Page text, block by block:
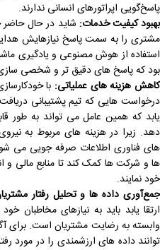
پاسخ‌گویی اپراتورهای انسانی ندارند.
بهبود کیفیت خدمات: شاید در حال حاضر
مشتری را به سمت پاسخ نیازهایش
بود که پاسخ ‌های دقیق‌ تر و شخصی‌
کاهش هزینه ‌های عملیاتی: با
درخواست هایی که تیم پشتیبانی
یابد که همین عامل می‌ تواند به طور
دهد. زیرا در هزینه ‌های مربوط به
‌های فناوری اطلاعات صرفه ‌جویی می
ها و شرکت ها کمک کند تا منابع
خود نمایند.
جمع‌آوری داده ‌ها و تحلیل رفتار
ارتقا یابد باید به نیازهای
وابسته به رضایت مشتریان است. برای
‌توانند داده‌ های ارزشمندی را در مورد